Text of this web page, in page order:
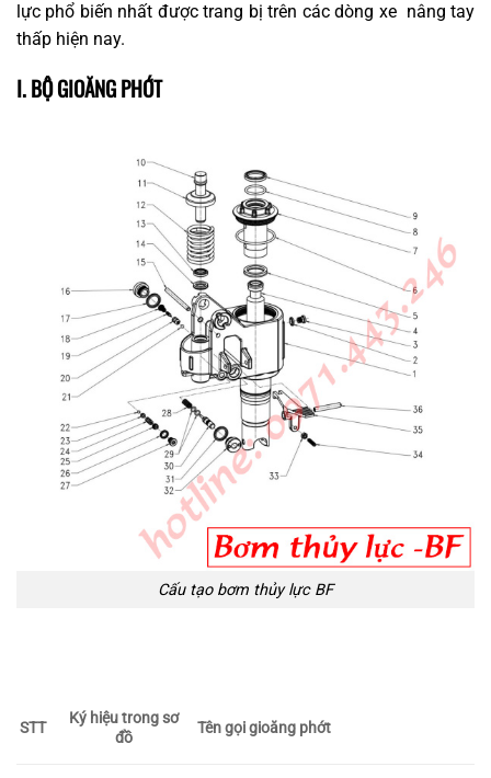
lực phổ biến nhất được trang bị trên các dòng xe nâng tay
thấp hiện nay.
I. BỘ GIOĂNG PHỚT
Cấu tạo bơm thủy lực BF
STT
Ký hiệu trong sơ
đồ
Tên gọi gioăng phớt